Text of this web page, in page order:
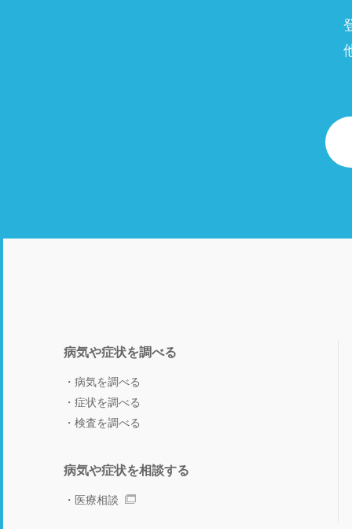
病気や症状を調べる
病気を調べる
症状を調べる
検査を調べる
病気や症状を相談する
医療相談